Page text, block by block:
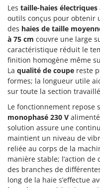
Perches Élagueuses
Pétrins à Spirale
Piscines
Planteuses de
Plateaux de coupe
Plumeuses
Pompes d'irrigation
Pompes de transfert
Pompes
Postes à souder
Poussoirs à saucisse
Presses à pellets
Francini
G
G3 Ferrari
Gardena
Garofalo
GeoTech
GeoTech Pro
Gierre
Ginko - MGM
Gipeco
Girmi
GRAEF
Les taille-haies électriques
outils conçus pour obtenir
des haies de taille
à 75 cm couvre une large
caractéristique réduit le
finition homogène même
La qualité de coupe reste
formes; la longueur utile
sur toute la section
Le fonctionnement repose
monophasé 230 V
solution assure une
maintient un niveau de
reliée au corps de la
manière stable; l’action
des branches de
long de la haie s’effectue